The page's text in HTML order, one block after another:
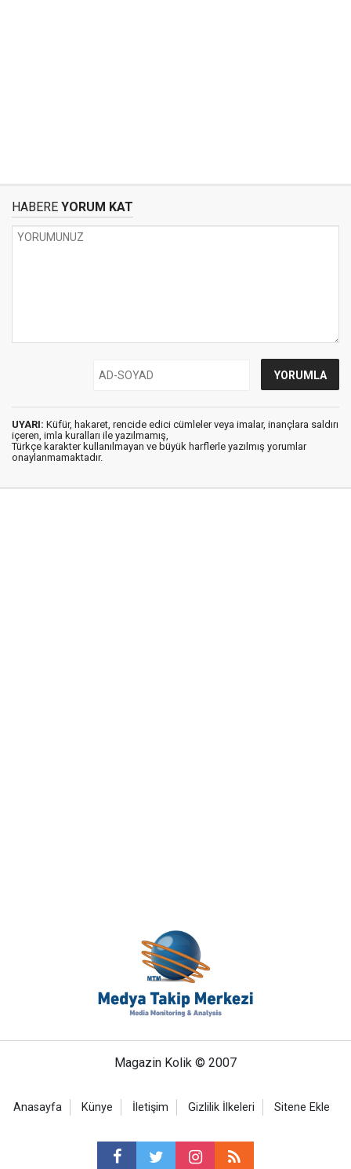
HABERE YORUM KAT
UYARI: Küfür, hakaret, rencide edici cümleler veya imalar, inançlara saldırı
içeren, imla kuralları ile yazılmamış,
Türkçe karakter kullanılmayan ve büyük harflerle yazılmış yorumlar
onaylanmamaktadır.
Magazin Kolik © 2007
Anasayfa Künye İletişim Gizlilik İlkeleri Sitene Ekle